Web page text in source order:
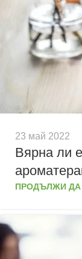
23 май 2022
Вярна ли
ПРОДЪЛЖИ ДА